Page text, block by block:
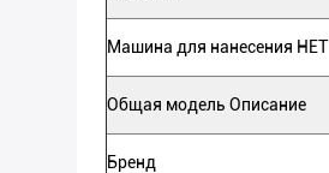
Машина для нанесения НЕТ
Общая модель Описание
Бренд